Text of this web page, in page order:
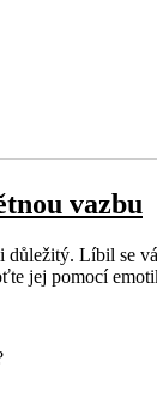
vazbu
důležitý. Líbil se
jej pomocí